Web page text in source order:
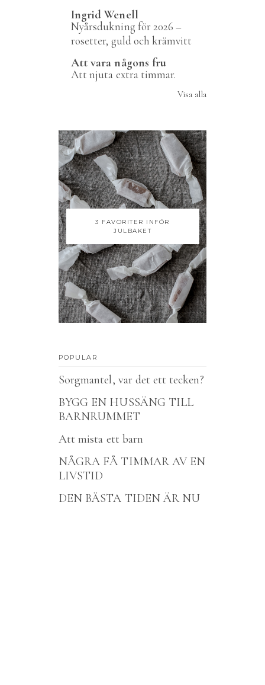
Ingrid Wenell
Nyårsdukning för 2026 –
rosetter, guld och krämvitt
Att vara någons fru
Att njuta extra timmar.
Visa alla
3 FAVORITER INFÖR
JULBAKET
POPULAR
Sorgmantel, var det ett tecken?
BYGG EN HUSSÄNG TILL
BARNRUMMET
Att mista ett barn
NÅGRA FÅ TIMMAR AV EN
LIVSTID
DEN BÄSTA TIDEN ÄR NU